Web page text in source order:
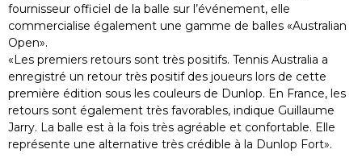
fournisseur officiel de la balle sur l’événement, elle
commercialise également une gamme de balles «Australian
Open».
«Les premiers retours sont très positifs. Tennis Australia a
enregistré un retour très positif des joueurs lors de cette
première édition sous les couleurs de Dunlop. En France, les
retours sont également très favorables, indique Guillaume
Jarry. La balle est à la fois très agréable et confortable. Elle
représente une alternative très crédible à la Dunlop Fort».